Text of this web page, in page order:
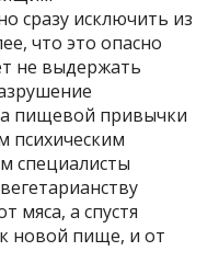
сразу исключить из
что это опасно
не выдержать
пищевой привычки
психическим
специалисты
мяса, а спустя
новой пище, и от